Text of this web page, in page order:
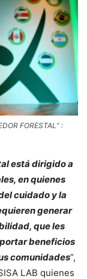
FORESTAL” :
está dirigido a
en quienes
cuidado y la
generar
que les
beneficios
comunidades”,
LAB quienes